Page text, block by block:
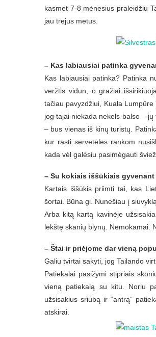
kasmet 7-8 mėnesius praleidžiu
jau trejus metus.
– Kas labiausiai patinka
Kas labiausiai patinka? Patinka
veržtis vidun, o gražiai
tačiau pavyzdžiui, Kuala
jog tajai niekada nekels balso –
– bus vienas iš kinų turistų.
kur rasti servetėles rankom
kada vėl galėsiu pasimėgauti
– Su kokiais iššūkiais
Kartais iššūkis priimti tai, kas
šortai. Būna gi. Nunešiau į
Arba kitą kartą kavinėje
lėkštę skanių blynų. Nemokamai.
– Štai ir priėjome dar vieną
Galiu tvirtai sakyti, jog Tailando
Patiekalai pasižymi stipriais
vieną patiekalą su kitu. Noriu
užsisakius sriubą ir “antrą”
atskirai.